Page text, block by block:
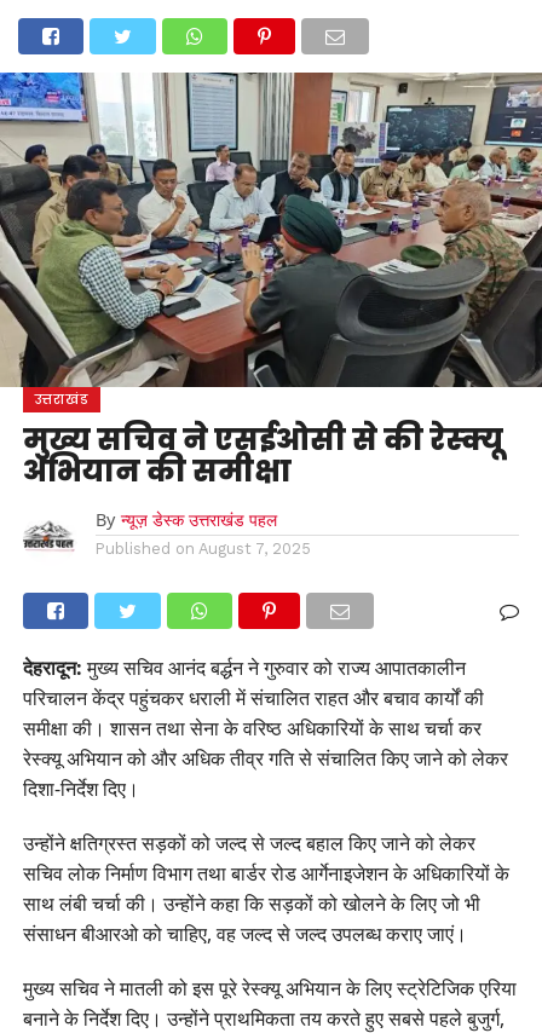
उत्तराखंडअल्मोड़ा उत्तरकाशीउधम सिंह नगर चंपावतचमोलीटिहरी गढ़वाल
देहरादूननैनीतालपिथौरागढ़ पौड़ी गढ़वाल बागेश्वर रुद्रप्रयागहरिद्वारदेशदुनिया
मनोरंजन
उत्तराखंड
मुख्य सचिव ने एसईओसी से की रेस्क्यू
अभियान की समीक्षा
By न्यूज़ डेस्क उत्तराखंड पहल
Published on August 7, 2025
देहरादून:मुख्य सचिव आनंद बर्द्धन ने गुरुवार को राज्य आपातकालीन
परिचालन केंद्र पहुंचकर धराली में संचालित राहत और बचाव कार्यों की
समीक्षा की। शासन तथा सेना के वरिष्ठ अधिकारियों के साथ चर्चा कर
रेस्क्यू अभियान को और अधिक तीव्र गति से संचालित किए जाने को लेकर
दिशा-निर्देश दिए।
उन्होंने क्षतिग्रस्त सड़कों को जल्द से जल्द बहाल किए जाने को लेकर
सचिव लोक निर्माण विभाग तथा बार्डर रोड आर्गेनाइजेशन के अधिकारियों के
साथ लंबी चर्चा की। उन्होंने कहा कि सड़कों को खोलने के लिए जो भी
संसाधन बीआरओ को चाहिए, वह जल्द से जल्द उपलब्ध कराए जाएं।
मुख्य सचिव ने मातली को इस पूरे रेस्क्यू अभियान के लिए स्ट्रेटिजिक एरिया
बनाने के निर्देश दिए। उन्होंने प्राथमिकता तय करते हुए सबसे पहले बुजुर्ग,